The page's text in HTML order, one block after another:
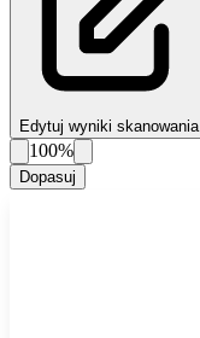
Edytuj wyniki skanowania
100%
Dopasuj